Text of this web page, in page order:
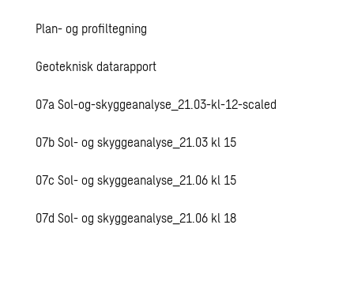
Plan- og profiltegning
Geoteknisk datarapport
07a Sol-og-skyggeanalyse_21.03-kl-12-scaled
07b Sol- og skyggeanalyse_21.03 kl 15
07c Sol- og skyggeanalyse_21.06 kl 15
07d Sol- og skyggeanalyse_21.06 kl 18